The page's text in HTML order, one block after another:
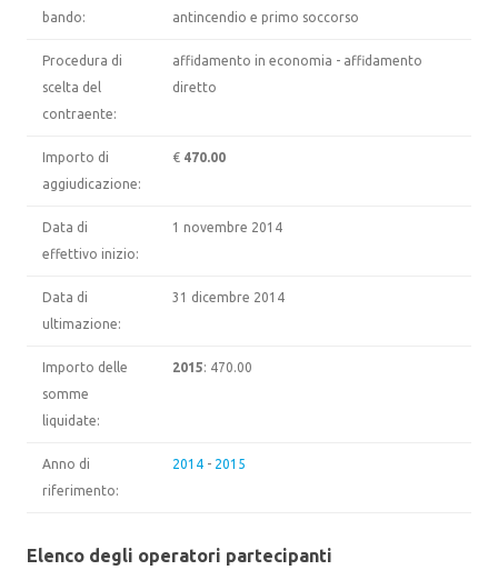
bando:
antincendio e primo soccorso
Procedura di
scelta del
contraente:
affidamento in economia - affidamento
diretto
Importo di
aggiudicazione:
€ 470.00
Data di
effettivo inizio:
1 novembre 2014
Data di
ultimazione:
31 dicembre 2014
Importo delle
somme
liquidate:
2015: 470.00
Anno di
riferimento:
2014 - 2015
Elenco degli operatori partecipanti